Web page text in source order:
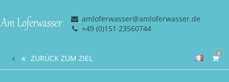
amloferwasser@amloferwasser.de
+49 (0)151 23560744
0
ZURÜCK ZUM ZIEL